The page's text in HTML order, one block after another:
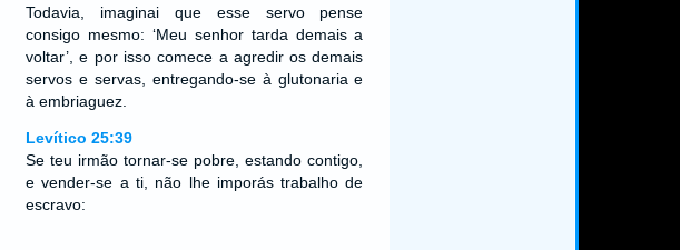
Todavia, imaginai que esse servo pense
consigo mesmo: ‘Meu senhor tarda demais a
voltar’, e por isso comece a agredir os demais
servos e servas, entregando-se à glutonaria e
à embriaguez.
Levítico 25:39
Se teu irmão tornar-se pobre, estando contigo,
e vender-se a ti, não lhe imporás trabalho de
escravo: